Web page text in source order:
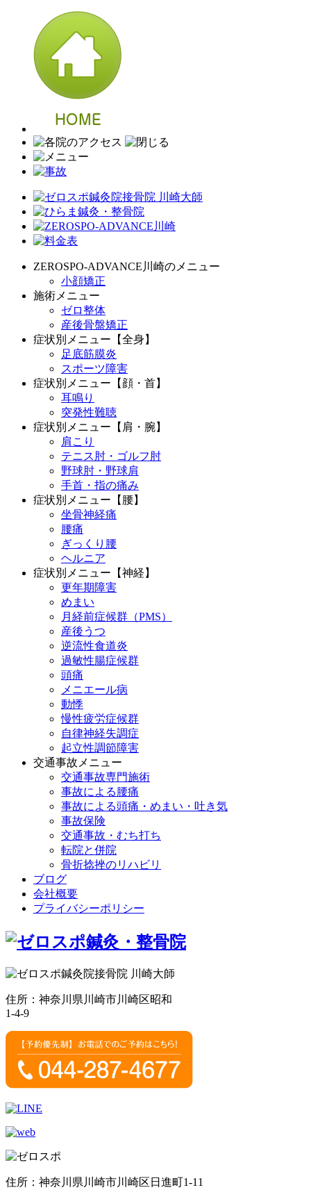
ZEROSPO-ADVANCE川崎のメニュー
小顔矯正
施術メニュー
ゼロ整体
産後骨盤矯正
症状別メニュー【全身】
足底筋膜炎
スポーツ障害
症状別メニュー【顔・首】
耳鳴り
突発性難聴
症状別メニュー【肩・腕】
肩こり
テニス肘・ゴルフ肘
野球肘・野球肩
手首・指の痛み
症状別メニュー【腰】
坐骨神経痛
腰痛
ぎっくり腰
ヘルニア
症状別メニュー【神経】
更年期障害
めまい
月経前症候群（PMS）
産後うつ
逆流性食道炎
過敏性腸症候群
頭痛
メニエール病
動悸
慢性疲労症候群
自律神経失調症
起立性調節障害
交通事故メニュー
交通事故専門施術
事故による腰痛
事故による頭痛・めまい・吐き気
事故保険
交通事故・むち打ち
転院と併院
骨折捻挫のリハビリ
ブログ
会社概要
プライバシーポリシー
住所：神奈川県川崎市川崎区昭和
1-4-9
住所：神奈川県川崎市川崎区日進町1-11